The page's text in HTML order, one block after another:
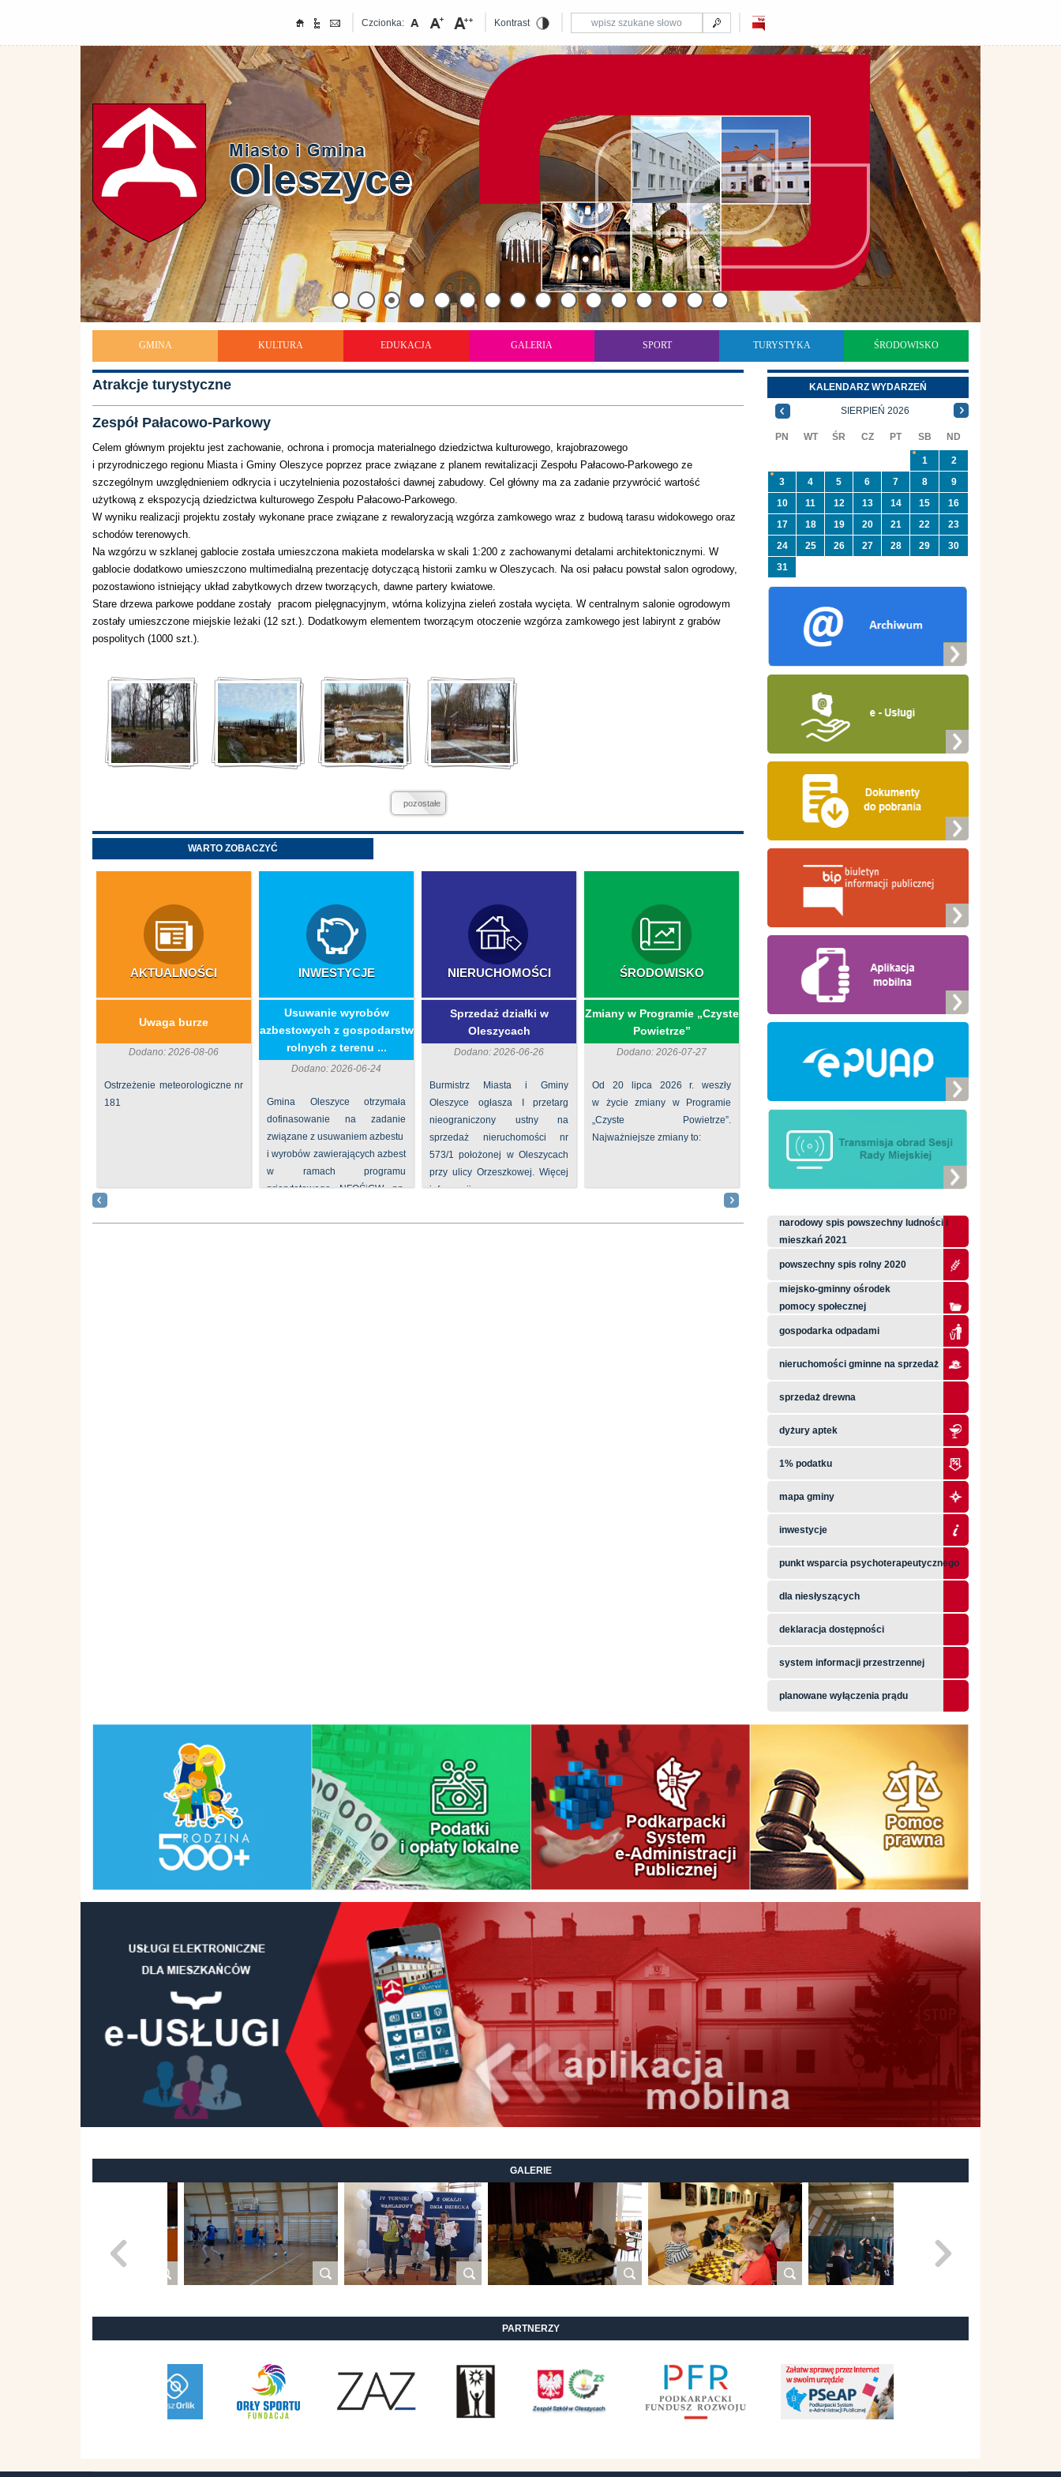
Czcionka: Kontrast
GMINA KULTURA EDUKACJA GALERIA SPORT TURYSTYKA ŚRODOWISKO
Atrakcje turystyczne
Zespół Pałacowo-Parkowy
Celem głównym projektu jest zachowanie, ochrona i promocja materialnego dziedzictwa kulturowego, krajobrazowego
i przyrodniczego regionu Miasta i Gminy Oleszyce poprzez prace związane z planem rewitalizacji Zespołu Pałacowo-Parkowego ze
szczególnym uwzględnieniem odkrycia i uczytelnienia pozostałości dawnej zabudowy. Cel główny ma za zadanie przywrócić wartość
użytkową z ekspozycją dziedzictwa kulturowego Zespołu Pałacowo-Parkowego.
W wyniku realizacji projektu zostały wykonane prace związane z rewaloryzacją wzgórza zamkowego wraz z budową tarasu widokowego oraz
schodów terenowych.
Na wzgórzu w szklanej gablocie została umieszczona makieta modelarska w skali 1:200 z zachowanymi detalami architektonicznymi. W
gablocie dodatkowo umieszczono multimedialną prezentację dotyczącą historii zamku w Oleszycach. Na osi pałacu powstał salon ogrodowy,
pozostawiono istniejący układ zabytkowych drzew tworzących, dawne partery kwiatowe.
Stare drzewa parkowe poddane zostały pracom pielęgnacyjnym, wtórna kolizyjna zieleń została wycięta. W centralnym salonie ogrodowym
zostały umieszczone miejskie leżaki (12 szt.). Dodatkowym elementem tworzącym otoczenie wzgórza zamkowego jest labirynt z grabów
pospolitych (1000 szt.).
pozostałe
WARTO ZOBACZYĆ
AKTUALNOŚCI
Uwaga burze
Dodano: 2026-08-06
Ostrzeżenie meteorologiczne nr
181
INWESTYCJE
​Usuwanie wyrobów
azbestowych z gospodarstw
rolnych z terenu ...
Dodano: 2026-06-24
Gmina Oleszyce otrzymała
dofinasowanie na zadanie
związane z usuwaniem azbestu
i wyrobów zawierających azbest
w ramach programu
priorytetowego NFOŚiGW pn.
NIERUCHOMOŚCI
Sprzedaż działki w
Oleszycach
Dodano: 2026-06-26
Burmistrz Miasta i Gminy
Oleszyce ogłasza I przetarg
nieograniczony ustny na
sprzedaż nieruchomości nr
573/1 położonej w Oleszycach
przy ulicy Orzeszkowej. Więcej
informacji ...
ŚRODOWISKO
Zmiany w Programie „Czyste
Powietrze”
Dodano: 2026-07-27
Od 20 lipca 2026 r. weszły
w życie zmiany w Programie
„Czyste Powietrze”.
Najważniejsze zmiany to:
KALENDARZ WYDARZEŃ
SIERPIEŃ 2026
PN WT ŚR CZ PT SB ND
1
2
3
4 5 6 7 8
9
10
11 12 13 14 15
16
17
18 19 20 21 22
23
24
25 26 27 28 29
30
31
narodowy spis powszechny ludności i
mieszkań 2021
powszechny spis rolny 2020
miejsko-gminny ośrodek
pomocy społecznej
gospodarka odpadami
nieruchomości gminne na sprzedaż
sprzedaż drewna
dyżury aptek
1% podatku
mapa gminy
inwestycje
punkt wsparcia psychoterapeutycznego
dla niesłyszących
deklaracja dostępności
system informacji przestrzennej
planowane wyłączenia prądu
GALERIE
PARTNERZY